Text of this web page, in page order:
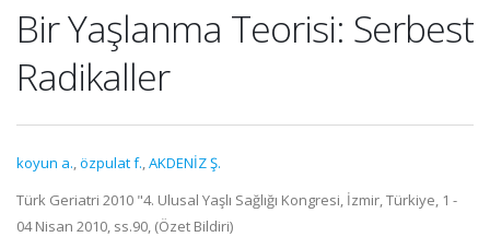
Bir Yaşlanma Teorisi: Serbest
Radikaller
koyun a.,özpulat f.,AKDENİZ Ş.
Türk Geriatri 2010 "4. Ulusal Yaşlı Sağlığı Kongresi, İzmir, Türkiye, 1 -
04 Nisan 2010, ss.90, (Özet Bildiri)